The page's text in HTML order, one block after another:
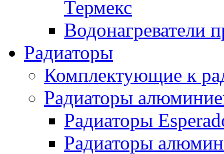
Термекс
Водонагреватели
Радиаторы
Комплектующие к
Радиаторы
Радиаторы
Радиаторы